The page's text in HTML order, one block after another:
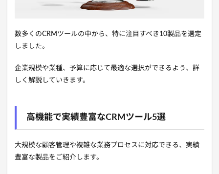
数多くのCRMツールの中から、特に注目すべき10製品を選定
しました。
企業規模や業種、予算に応じて最適な選択ができるよう、詳
しく解説していきます。
高機能で実績豊富なCRMツール5選
大規模な顧客管理や複雑な業務プロセスに対応できる、実績
豊富な製品をご紹介します。